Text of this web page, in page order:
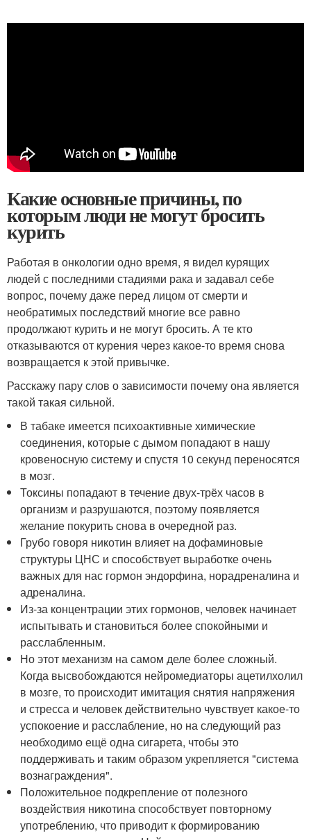
Какие основные причины, по
которым люди не могут бросить
курить
Работая в онкологии одно время, я видел курящих
людей с последними стадиями рака и задавал себе
вопрос, почему даже перед лицом от смерти и
необратимых последствий многие все равно
продолжают курить и не могут бросить. А те кто
отказываются от курения через какое-то время снова
возвращается к этой привычке.
Расскажу пару слов о зависимости почему она является
такой такая сильной.
В табаке имеется психоактивные химические
соединения, которые с дымом попадают в нашу
кровеносную систему и спустя 10 секунд переносятся
в мозг.
Токсины попадают в течение двух-трёх часов в
организм и разрушаются, поэтому появляется
желание покурить снова в очередной раз.
Грубо говоря никотин влияет на дофаминовые
структуры ЦНС и способствует выработке очень
важных для нас гормон эндорфина, норадреналина и
адреналина.
Из-за концентрации этих гормонов, человек начинает
испытывать и становиться более спокойными и
расслабленным.
Но этот механизм на самом деле более сложный.
Когда высвобождаются нейромедиаторы ацетилхолил
в мозге, то происходит имитация снятия напряжения
и стресса и человек действительно чувствует какое-то
успокоение и расслабление, но на следующий раз
необходимо ещё одна сигарета, чтобы это
поддерживать и таким образом укрепляется "система
вознаграждения".
Положительное подкрепление от полезного
воздействия никотина способствует повторному
употреблению, что приводит к формированию